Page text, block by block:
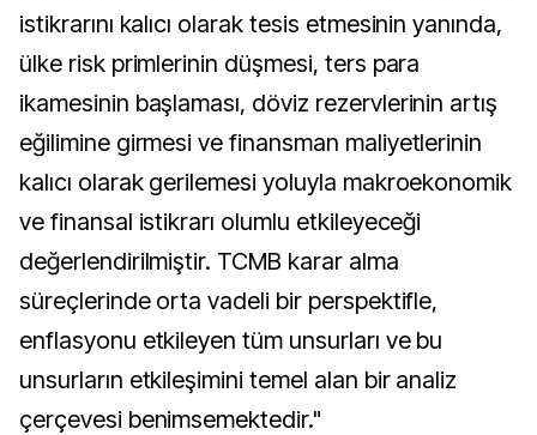
istikrarını kalıcı olarak tesis etmesinin yanında,
ülke risk primlerinin düşmesi, ters para
ikamesinin başlaması, döviz rezervlerinin artış
eğilimine girmesi ve finansman maliyetlerinin
kalıcı olarak gerilemesi yoluyla makroekonomik
ve finansal istikrarı olumlu etkileyeceği
değerlendirilmiştir. TCMB karar alma
süreçlerinde orta vadeli bir perspektifle,
enflasyonu etkileyen tüm unsurları ve bu
unsurların etkileşimini temel alan bir analiz
çerçevesi benimsemektedir."